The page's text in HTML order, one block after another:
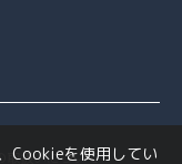
取扱いについて
Cookieを使用してい